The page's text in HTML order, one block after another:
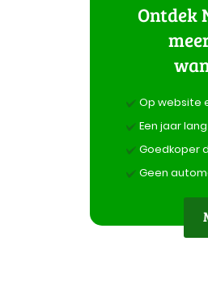
Ontdek
Op website
Een jaar
Goedkoper
Geen